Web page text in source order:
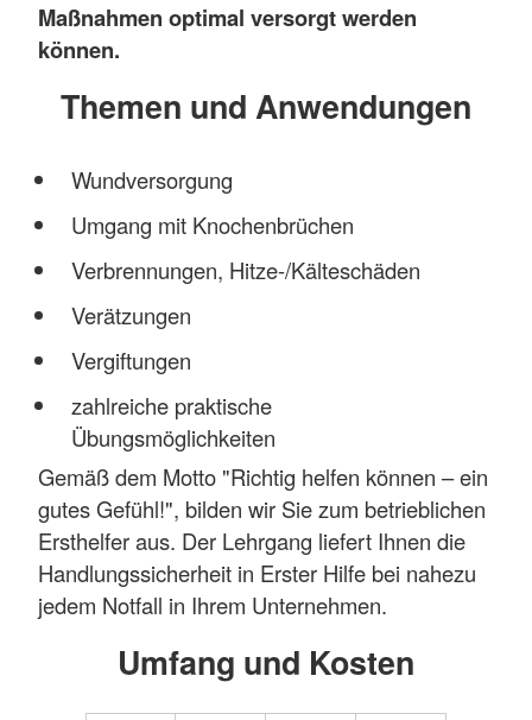
Maßnahmen optimal versorgt werden
können.
Themen und Anwendungen
Wundversorgung
Umgang mit Knochenbrüchen
Verbrennungen, Hitze-/Kälteschäden
Verätzungen
Vergiftungen
zahlreiche praktische
Übungsmöglichkeiten
Gemäß dem Motto "Richtig helfen können – ein
gutes Gefühl!", bilden wir Sie zum betrieblichen
Ersthelfer aus. Der Lehrgang liefert Ihnen die
Handlungssicherheit in Erster Hilfe bei nahezu
jedem Notfall in Ihrem Unternehmen.
Umfang und Kosten